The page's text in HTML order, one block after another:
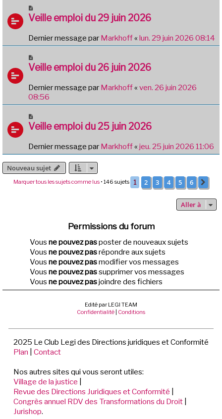
Veille emploi du 29 juin 2026
Dernier message par Markhoff« lun. 29 juin 2026 08:14
Veille emploi du 26 juin 2026
Dernier message par Markhoff« ven. 26 juin 2026
08:56
Veille emploi du 25 juin 2026
Dernier message par Markhoff« jeu. 25 juin 2026 11:06
Nouveau sujet
Marquer tous les sujets comme lus• 146 sujets 1 2 3 4 5 6
Aller à
Permissions du forum
Vous ne pouvez pasposter de nouveaux sujets
Vous ne pouvez pasrépondre aux sujets
Vous ne pouvez pasmodifier vos messages
Vous ne pouvez passupprimer vos messages
Vous ne pouvez pasjoindre des fichiers
Edité par LEGI TEAM
Confidentialité Conditions
2025 Le Club Legi des Directions juridiques et Conformité
Plan
Contact
Nos autres sites qui vous seront utiles:
Village de la justice
Revue des Directions Juridiques et Conformité
Congrès annuel RDV des Transformations du Droit
Jurishop.